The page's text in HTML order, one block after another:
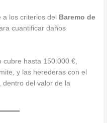
a los criterios del Baremo de
cuantificar daños
cubre hasta 150.000 €,
y las herederas con el
dentro del valor de la